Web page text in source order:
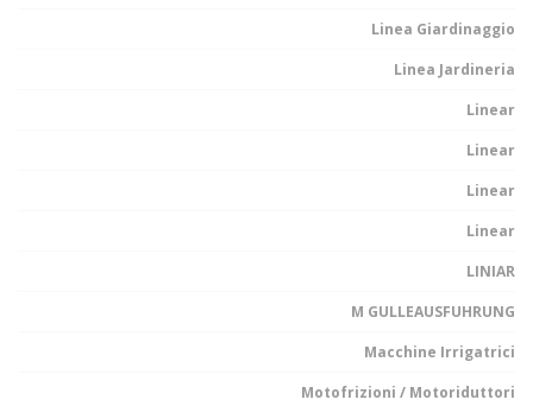
Linea Giardinaggio
Linea Jardineria
Linear
Linear
Linear
Linear
LINIAR
M GULLEAUSFUHRUNG
Macchine Irrigatrici
Motofrizioni / Motoriduttori